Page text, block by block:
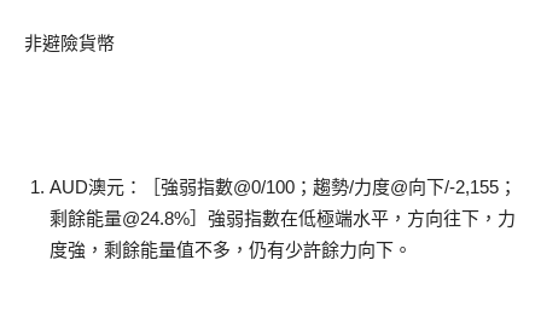
非避險貨幣
AUD澳元：［強弱指數@0/100；趨勢/力度@向下/-2,155；
剩餘能量@24.8%］強弱指數在低極端水平，方向往下，力
度強，剩餘能量值不多，仍有少許餘力向下。